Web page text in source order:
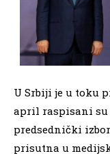
U Srbiji je u toku
april raspisani
predsednički
prisutna u